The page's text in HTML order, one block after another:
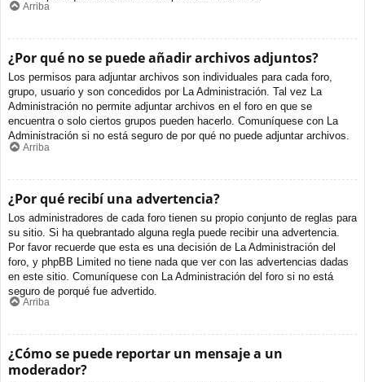
Arriba
¿Por qué no se puede añadir archivos adjuntos?
Los permisos para adjuntar archivos son individuales para cada foro,
grupo, usuario y son concedidos por La Administración. Tal vez La
Administración no permite adjuntar archivos en el foro en que se
encuentra o solo ciertos grupos pueden hacerlo. Comuníquese con La
Administración si no está seguro de por qué no puede adjuntar archivos.
Arriba
¿Por qué recibí una advertencia?
Los administradores de cada foro tienen su propio conjunto de reglas para
su sitio. Si ha quebrantado alguna regla puede recibir una advertencia.
Por favor recuerde que esta es una decisión de La Administración del
foro, y phpBB Limited no tiene nada que ver con las advertencias dadas
en este sitio. Comuníquese con La Administración del foro si no está
seguro de porqué fue advertido.
Arriba
¿Cómo se puede reportar un mensaje a un
moderador?